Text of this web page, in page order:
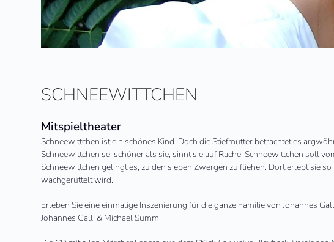
SCHNEEWITTCHEN
Mitspieltheater
Schneewittchen ist ein schönes Kind. Doch die Stiefmutter betrachtet es
Schneewittchen sei schöner als sie, sinnt sie auf Rache: Schneewittchen soll
Schneewittchen gelingt es, zu den sieben Zwergen zu fliehen. Dort erlebt sie
wachgerüttelt wird.
Erleben Sie eine einmalige Inszenierung für die ganze Familie von Johannes
Johannes Galli & Michael Summ.